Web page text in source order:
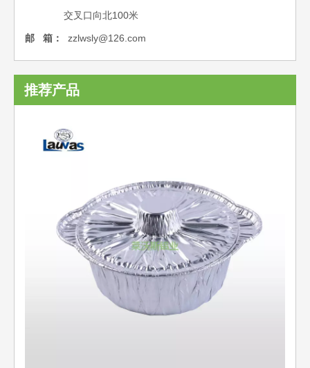
交叉口向北100米
邮 箱： zzlwsly@126.com
推荐产品